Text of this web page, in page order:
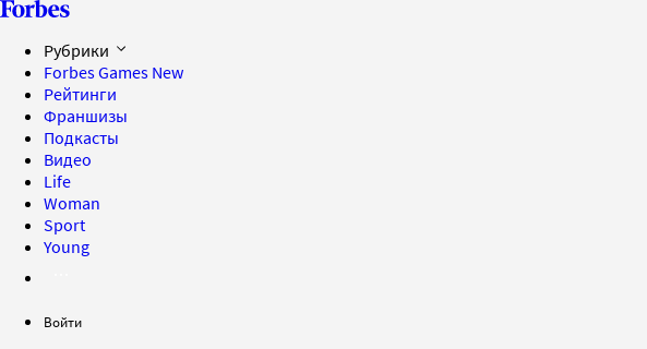
Рубрики
Forbes Games New
Рейтинги
Франшизы
Подкасты
Видео
Life
Woman
Sport
Young
Войти